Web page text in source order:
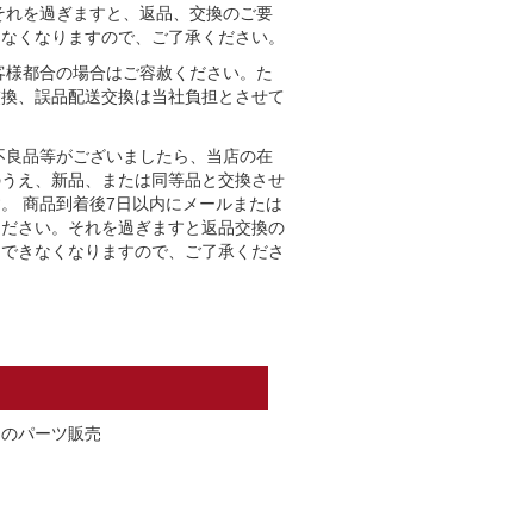
れを過ぎますと、返品、交換のご要
くなりますので、ご了承ください。
都合の場合はご容赦ください。た
、誤品配送交換は当社負担とさせて
良品等がございましたら、当店の在
え、新品、または同等品と交換させ
商品到着後7日以内にメールまたは
さい。それを過ぎますと返品交換の
きなくなりますので、ご了承くださ
パーツ販売